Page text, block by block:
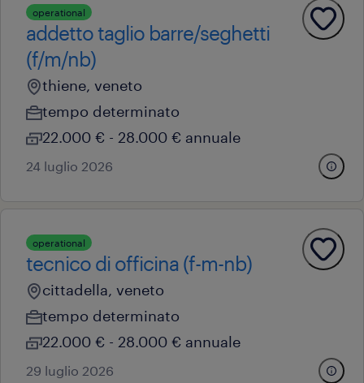
operational
addetto taglio barre/seghetti
(f/m/nb)
thiene, veneto
tempo determinato
22.000 € - 28.000 € annuale
24 luglio 2026
operational
tecnico di officina (f-m-nb)
cittadella, veneto
tempo determinato
22.000 € - 28.000 € annuale
29 luglio 2026